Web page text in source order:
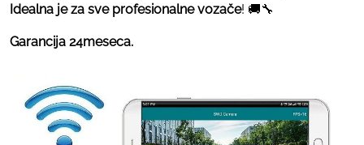
Idealna je za sve profesionalne vozače! 🚚🔧
Garancija 24meseca.